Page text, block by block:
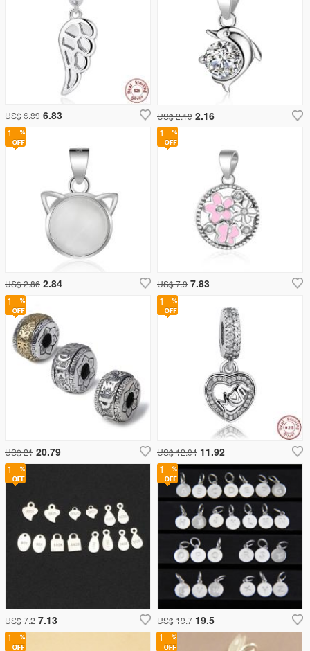
US$ 6.89 6.83
1
US$ 7.9 7.83
1
US$ 2.86 2.84
US$ 2.19 2.16
1
US$ 21 20.79
1
US$ 12.04 11.92
1
US$ 7.2 7.13
1
US$ 19.7 19.5
1
1